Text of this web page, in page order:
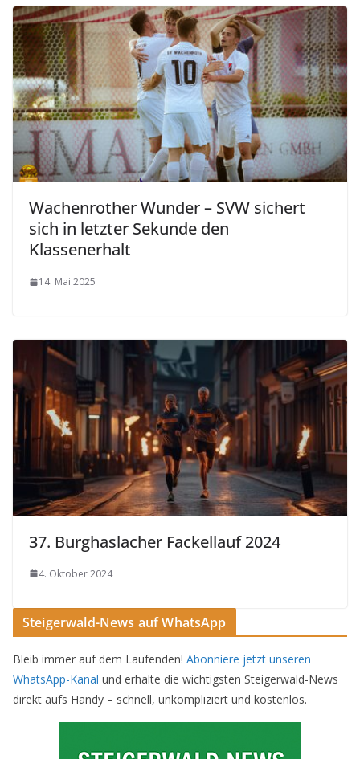
Wachenrother Wunder – SVW sichert
sich in letzter Sekunde den
Klassenerhalt
14. Mai 2025
37. Burghaslacher Fackellauf 2024
4. Oktober 2024
Steigerwald-News auf WhatsApp
Bleib immer auf dem Laufenden! Abonniere jetzt unseren
WhatsApp-Kanal und erhalte die wichtigsten Steigerwald-News
direkt aufs Handy – schnell, unkompliziert und kostenlos.